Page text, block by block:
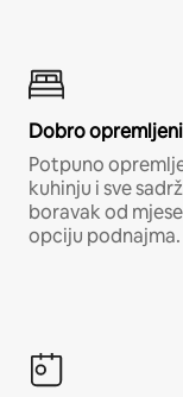
Dobro
Potpuno
kuhinju i sve
boravak od
opciju podnajma.